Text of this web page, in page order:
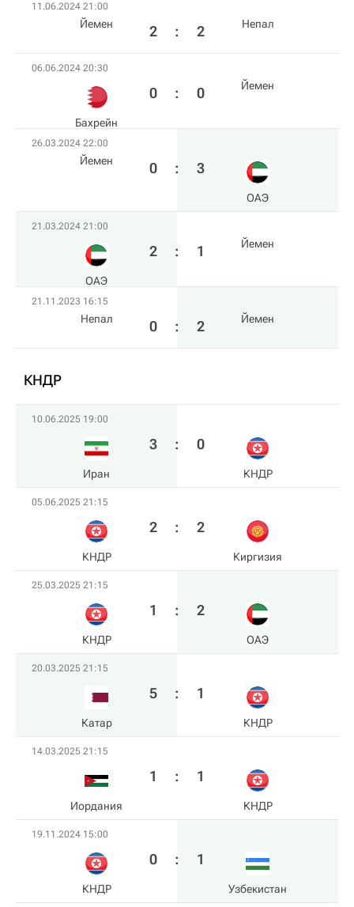
11.06.2024 21:00
Йемен 2 : 2 Непал
06.06.2024 20:30
Бахрейн
0 : 0 Йемен
26.03.2024 22:00
Йемен 0 : 3
ОАЭ
21.03.2024 21:00
ОАЭ
2 : 1 Йемен
21.11.2023 16:15
Непал 0 : 2 Йемен
КНДР
10.06.2025 19:00
Иран
3 : 0
КНДР
05.06.2025 21:15
КНДР
2 : 2
Киргизия
25.03.2025 21:15
КНДР
1 : 2
ОАЭ
20.03.2025 21:15
Катар
5 : 1
КНДР
14.03.2025 21:15
Иордания
1 : 1
КНДР
19.11.2024 15:00
КНДР
0 : 1
Узбекистан